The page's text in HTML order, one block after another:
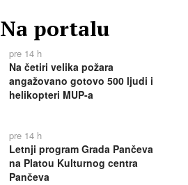
portalu
pre 14 h
Na četiri velika požara
angažovano gotovo 500 ljudi i
helikopteri MUP-a
pre 14 h
Letnji program Grada Pančeva
na Platou Kulturnog centra
Pančeva